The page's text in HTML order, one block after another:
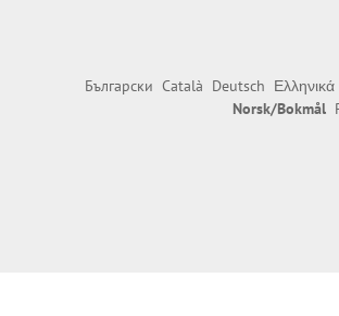
Български Català Deutsch Ελληνικά
Norsk/Bokmål